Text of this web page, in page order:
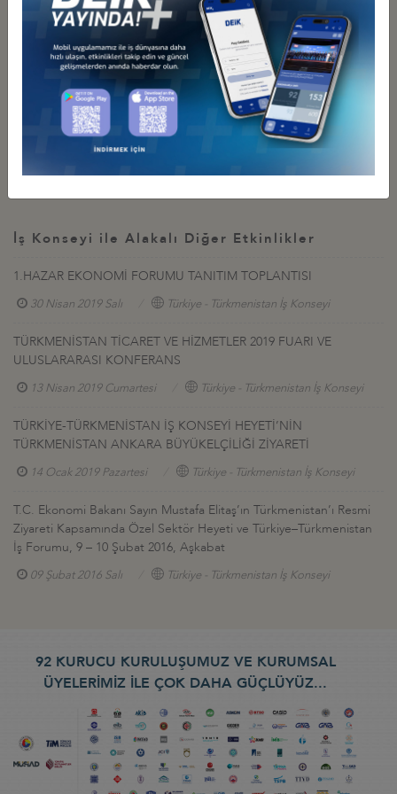
Tuğba Bal Bahar, İş Konseyleri Koordinatörü
E-posta: tbal@deik.org.tr
0212 339 50 00 / 50 55
Anara Daylan, Uzman
anara.daylan@tobb.org.tr
0312 218 22 23
İş Konseyi ile Alakalı Diğer Etkinlikler
1.HAZAR EKONOMİ FORUMU TANITIM TOPLANTISI
30 Nisan 2019 Salı Türkiye - Türkmenistan İş Konseyi
TÜRKMENİSTAN TİCARET VE HİZMETLER 2019 FUARI VE
ULUSLARARASI KONFERANS
13 Nisan 2019 Cumartesi Türkiye - Türkmenistan İş Konseyi
TÜRKİYE-TÜRKMENİSTAN İŞ KONSEYİ HEYETİ’NİN
TÜRKMENİSTAN ANKARA BÜYÜKELÇİLİĞİ ZİYARETİ
14 Ocak 2019 Pazartesi Türkiye - Türkmenistan İş Konseyi
T.C. Ekonomi Bakanı Sayın Mustafa Elitaş’ın Türkmenistan’ı Resmi
Ziyareti Kapsamında Özel Sektör Heyeti ve Türkiye–Türkmenistan
İş Forumu, 9 – 10 Şubat 2016, Aşkabat
09 Şubat 2016 Salı Türkiye - Türkmenistan İş Konseyi
92 KURUCU KURULUŞUMUZ VE KURUMSAL
ÜYELERİMİZ İLE ÇOK DAHA GÜÇLÜYÜZ...